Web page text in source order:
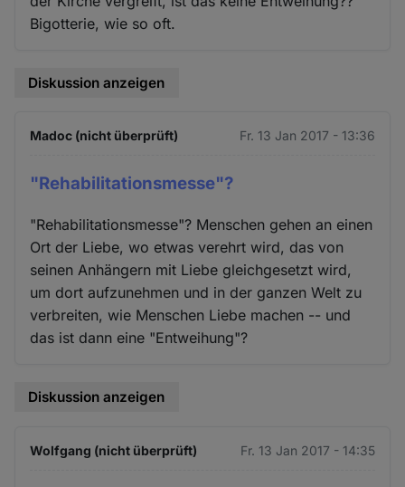
Bigotterie, wie so oft.
Diskussion anzeigen
Madoc (nicht überprüft) Fr. 13 Jan 2017 - 13:36
"Rehabilitationsmesse"?
"Rehabilitationsmesse"? Menschen gehen an einen
Ort der Liebe, wo etwas verehrt wird, das von
seinen Anhängern mit Liebe gleichgesetzt wird,
um dort aufzunehmen und in der ganzen Welt zu
verbreiten, wie Menschen Liebe machen -- und
das ist dann eine "Entweihung"?
Diskussion anzeigen
Wolfgang (nicht überprüft) Fr. 13 Jan 2017 - 14:35